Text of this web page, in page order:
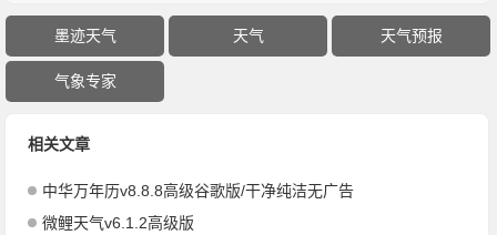
墨迹天气 天气 天气预报
气象专家
相关文章
中华万年历v8.8.8高级谷歌版/干净纯洁无广告
微鲤天气v6.1.2高级版